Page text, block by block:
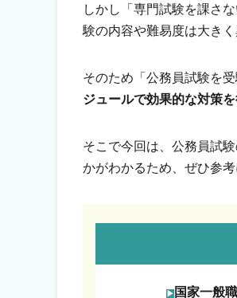
しかし「専門試験を課さ
験の内容や難易度は大きく
そのため「公務員試験を
ジュールで効果的な対策
そこで今回は、公務員試
かがわかるため、ぜひ参考
国家一般